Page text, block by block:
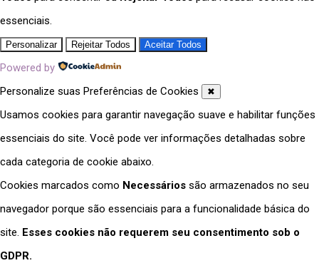
essenciais.
Personalizar Rejeitar Todos Aceitar Todos
Powered by
Personalize suas Preferências de Cookies
✖
Usamos cookies para garantir navegação suave e habilitar funções
essenciais do site. Você pode ver informações detalhadas sobre
cada categoria de cookie abaixo.
Cookies marcados como Necessários são armazenados no seu
navegador porque são essenciais para a funcionalidade básica do
site. Esses cookies não requerem seu consentimento sob o
GDPR.